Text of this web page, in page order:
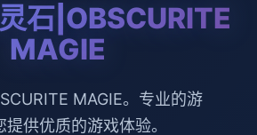
石|OBSCURITE
MAGIE
MAGIE。专业的游
供优质的游戏体验。